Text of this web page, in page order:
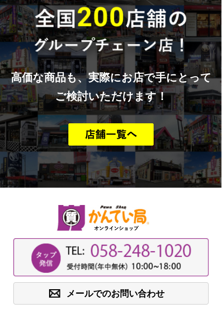
高価な商品も、実際にお店で手にとって
ご検討いただけます！
メールでのお問い合わせ